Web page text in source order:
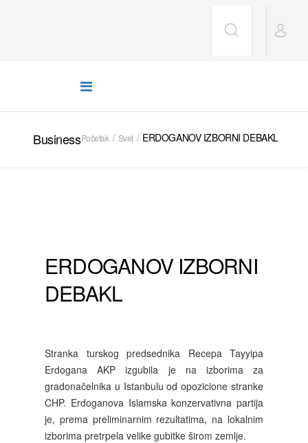
BusinessPočetak Svet ERDOGANOV IZBORNI DEBAKL
ERDOGANOV IZBORNI
DEBAKL
Stranka turskog predsednika Recepa Tayyipa
Erdogana AKP izgubila je na izborima za
gradonačelnika u Istanbulu od opozicione stranke
CHP. Erdoganova Islamska konzervativna partija
je, prema preliminarnim rezultatima, na lokalnim
izborima pretrpela velike gubitke širom zemlje.